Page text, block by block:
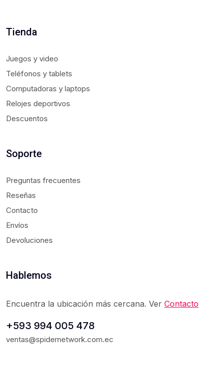
Tienda
Juegos y video
Teléfonos y tablets
Computadoras y laptops
Relojes deportivos
Descuentos
Soporte
Preguntas frecuentes
Reseñas
Contacto
Envíos
Devoluciones
Hablemos
Encuentra la ubicación más cercana. Ver Contacto
+593 994 005 478
ventas@spidernetwork.com.ec